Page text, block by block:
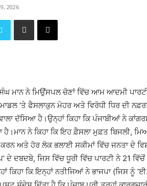
2026
ਮਾਨ ਨੇ ਮਿਉਂਸਪਲ ਚੋਣਾਂ ਵਿੱਚ ਆਮ ਆਦਮੀ
‘ਤੇ ਫੈਸਲਾਕੁਨ ਮੋਹਰ ਅਤੇ ਵਿਰੋਧੀ ਧਿਰ ਦੀ
ਦੱਸਿਆ ਹੈ।ਉਨ੍ਹਾਂ ਕਿਹਾ ਕਿ ਪੰਜਾਬੀਆਂ ਨੇ
ਹੈ।ਮਾਨ ਨੇ ਕਿਹਾ ਕਿ ਇਹ ਫ਼ੈਸਲਾ ਮੁਫ਼ਤ ਬਿਜਲੀ,
ਅਤੇ ਹੋਰ ਲੋਕ ਭਲਾਈ ਸਕੀਮਾਂ ਵਿੱਚ ਜਨਤਾ ਦੇ
ਦੇ ਦਬਦਬੇ, ਜਿਸ ਵਿੱਚ ਧੂਰੀ ਵਿੱਚ ਪਾਰਟੀ ਨੇ 21
ਕਿਹਾ ਕਿ ਇਨ੍ਹਾਂ ਨਤੀਜਿਆਂ ਨੇ ਭਾਜਪਾ (ਜਿਸ ਨੂੰ